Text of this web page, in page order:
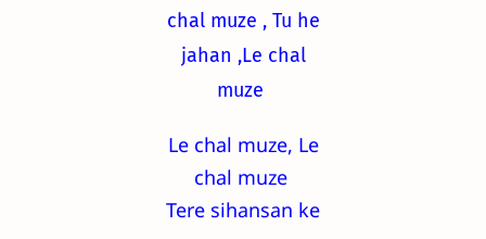
chal muze , Tu he
jahan ,Le chal
muze
Le chal muze, Le
chal muze
Tere sihansan ke